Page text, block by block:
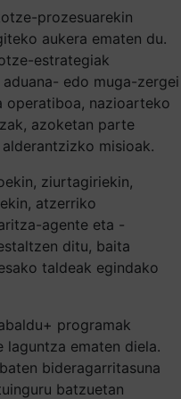
prozesuarekin
aukera ematen du.
estrategiak
edo muga-zergei
operatiboa, nazioarteko
azoketan parte
misioak.
ziurtagiriekin,
atzerriko
agente eta -
ditu, baita
taldeak egindako
programak
ematen diela.
bideragarritasuna
batzuetan